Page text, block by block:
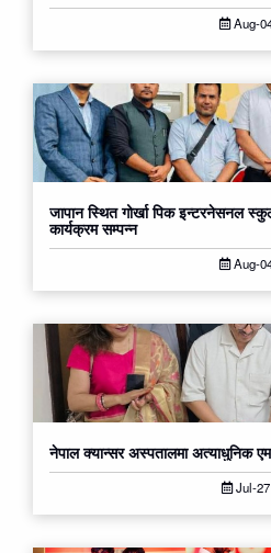
Aug-
जापान स्थित गोर्खा पिक इन्टरनेसनल
कार्यक्रम सम्पन्न
Aug-
नेपाल क्यान्सर अस्पतालमा अत्याधुनिक
Jul-27